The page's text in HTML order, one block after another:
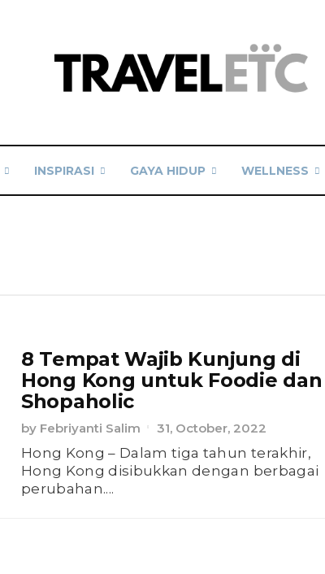
INSPIRASI GAYA HIDUP WELLNESS
8 Tempat Wajib Kunjung di
Hong Kong untuk Foodie dan
Shopaholic
by Febriyanti Salim 31, October, 2022
Hong Kong – Dalam tiga tahun terakhir,
Hong Kong disibukkan dengan berbagai
perubahan....